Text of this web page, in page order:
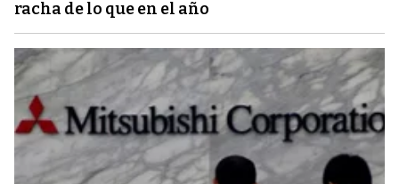
racha de lo que en el año